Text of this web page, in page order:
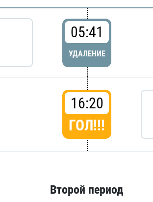
05:41
УДАЛЕНИЕ
16:20
ГОЛ!!!
Второй период